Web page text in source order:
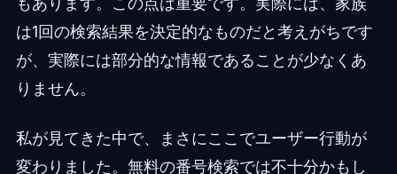
は1回の検索結果を決定的なものだと考えがちです
が、実際には部分的な情報であることが少なくあ
りません。
私が見てきた中で、まさにここでユーザー行動が
変わりました。無料の番号検索では不十分かもし